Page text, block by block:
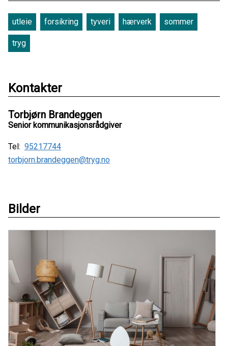
utleie forsikring tyveri hærverk sommer
tryg
Kontakter
Torbjørn Brandeggen
Senior kommunikasjonsrådgiver
Tel: 95217744
torbjorn.brandeggen@tryg.no
Bilder